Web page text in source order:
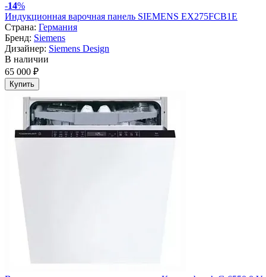
-14%
Индукционная варочная панель SIEMENS EX275FCB1E
Страна: Германия
Бренд: Siemens
Дизайнер: Siemens Design
В наличии
65 000 ₽
Купить